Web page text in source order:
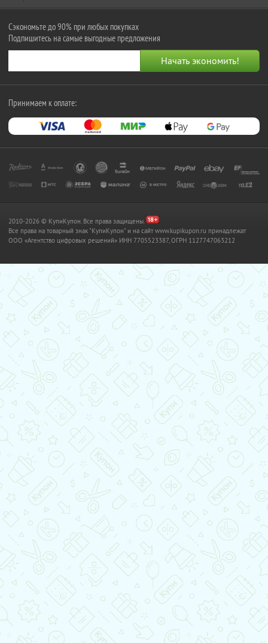
Сэкономьте до 90% при любых покупках
Подпишитесь на самые выгодные предложения
Принимаем к оплате:
2010-2026 © КупиКупон. Все права защищены.
Все права на товарный знак "КупиКупон" и на сайт www.kupikupon.ru принадлежат
OOO «Агентство цифровых решений» ИНН 7705523387, ОГРН 1127747063212